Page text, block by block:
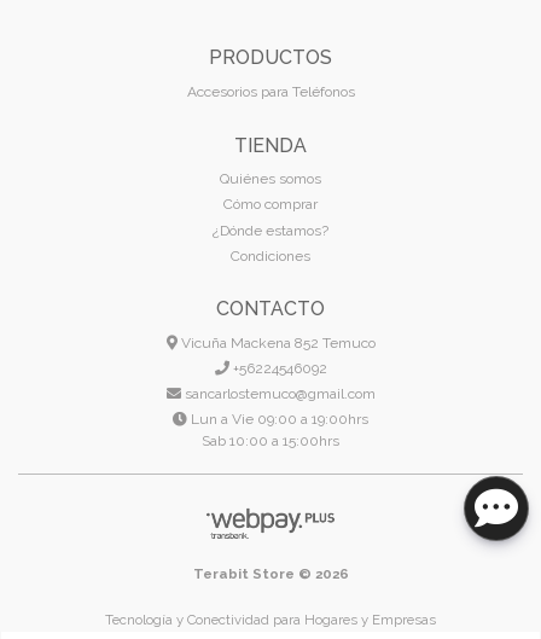
PRODUCTOS
Accesorios para Teléfonos
TIENDA
Quiénes somos
Cómo comprar
¿Dónde estamos?
Condiciones
CONTACTO
Vicuña Mackena 852 Temuco
+56224546092
sancarlostemuco@gmail.com
Lun a Vie 09:00 a 19:00hrs
Sab 10:00 a 15:00hrs
Terabit Store © 2026
Tecnología y Conectividad para Hogares y Empresas